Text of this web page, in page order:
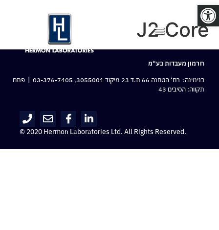
פתח סרגל נגישות
J2 Core
חרמון מעבדות בע“מ
בנימינה: רח‘ הטחנה 66 ת.ד 23 מיקוד 3055001,
03-376-7405 | פתח
תקווה: הסיבים 43
© 2020 Hermon Laboratories Ltd. All Rights Reserved.